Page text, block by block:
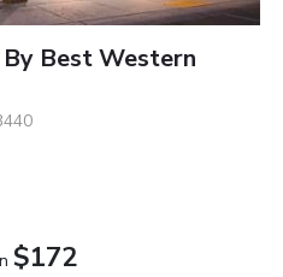
Best Western
$172